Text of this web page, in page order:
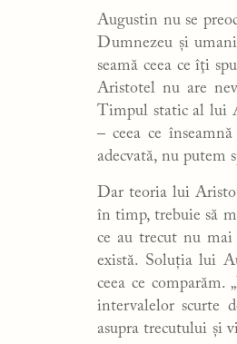
Augustin nu se
Dumnezeu și
seamă ceea ce îţi
Aristotel nu are
Timpul static al lui
– ceea ce
adecvată, nu putem
Dar teoria lui
în timp, trebuie să
ce au trecut nu mai
există. Soluția lui
ceea ce comparăm.
intervalelor scurte
asupra trecutului și